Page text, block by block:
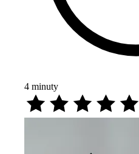
4 minuty